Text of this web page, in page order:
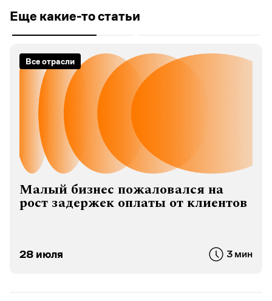
Еще какие-то статьи
Все отрасли
Малый бизнес пожаловался на
рост задержек оплаты от клиентов
28 июля 3 мин